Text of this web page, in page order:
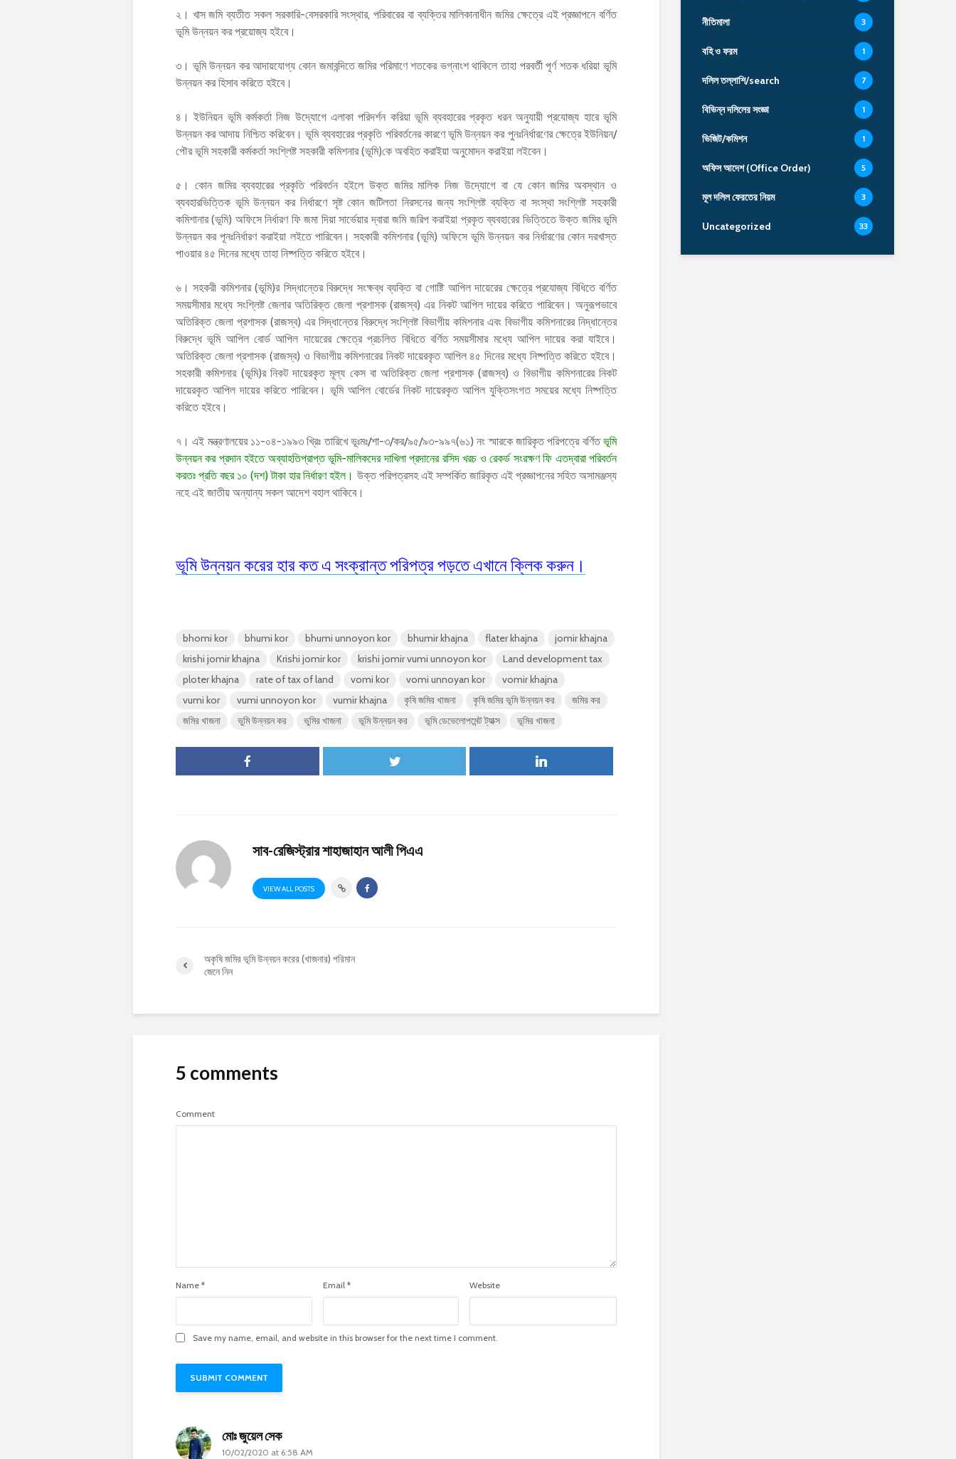
২। খাস জমি ব্যতীত সকল সরকারি-বেসরকারি সংস্থার, পরিবারের বা ব্যক্তির মালিকানাধীন জমির ক্ষেত্রে এই প্রজ্ঞাপনে বর্ণিত
ভূমি উন্নয়ন কর প্রয়োজ্য হইবে।
৩। ভূমি উন্নয়ন কর আদায়যোগ্য কোন জমাবন্দিতে জমির পরিমাণে শতকের ভগ্নাংশ থাকিলে তাহা পরবর্তী পূর্ণ শতক ধরিয়া ভূমি
উন্নয়ন কর হিসাব করিতে হইবে।
৪। ইউনিয়ন ভূমি কর্মকর্তা নিজ উদ্যোগে এলাকা পরিদর্শন করিয়া ভূমি ব্যবহারের প্রকৃত ধরন অনুযায়ী প্রযোজ্য হারে ভূমি
উন্নয়ন কর আদায় নিশ্চিত করিবেন। ভূমি ব্যবহারের প্রকৃতি পরিবর্তনের কারণে ভূমি উন্নয়ন কর পুনঃনির্ধারণের ক্ষেত্রে ইউনিয়ন/
পৌর ভূমি সহকারী কর্মকর্তা সংশ্লিষ্ট সহকারী কমিশনার (ভূমি)কে অবহিত করাইয়া অনুমোদন করাইয়া লইবেন।
৫। কোন জমির ব্যবহারের প্রকৃতি পরিবর্তন হইলে উক্ত জমির মালিক নিজ উদ্যোগে বা যে কোন জমির অবস্থান ও
ব্যবহারভিত্তিক ভূমি উন্নয়ন কর নির্ধারণে সৃষ্ট কোন জটিলতা নিরসনের জন্য সংশ্লিষ্ট ব্যক্তি বা সংস্থা সংশ্লিষ্ট সহকারী
কমিশানার (ভূমি) অফিসে নির্ধারণ ফি জমা দিয়া সার্ভেয়ার দ্বারা জমি জরিপ করাইয়া প্রকৃত ব্যবহারের ভিত্তিতে উক্ত জমির ভূমি
উন্নয়ন কর পূনঃনির্ধারণ করাইয়া লইতে পারিবেন। সহকারী কমিশনার (ভূমি) অফিসে ভূমি উন্নয়ন কর নির্ধারণের কোন দরখাস্ত
পাওয়ার ৪৫ দিনের মধ্যে তাহা নিষ্পত্তি করিতে হইবে।
৬। সহকরী কমিশনার (ভূমি)র সিদ্ধান্তের বিরুদ্ধে সংক্ষব্ধ ব্যক্তি বা গোষ্টি আপিল দায়েরের ক্ষেত্রে প্রযোজ্য বিধিতে বর্ণিত
সময়সীমার মধ্যে সংশ্লিষ্ট জেলার অতিরিক্ত জেলা প্রশাসক (রাজস্ব) এর নিকট আপিল দায়ের করিতে পারিবেন। অনুরূপভাবে
অতিরিক্ত জেলা প্রশাসক (রাজস্ব) এর সিদ্ধান্তের বিরুদ্ধে সংশ্লিষ্ট বিভাগীয় কমিশনার এবং বিভাগীয় কমিশনারের নিদ্ধান্তের
বিরুদ্ধে ভূমি আপিল বোর্ড আপিল দায়েরের ক্ষেত্রে প্রচলিত বিধিতে বর্ণিত সময়সীমার মধ্যে আপিল দায়ের করা যাইবে।
অতিরিক্ত জেলা প্রশাসক (রাজস্ব) ও বিভাগীয় কমিশনারের নিকট দায়েরকৃত আপিল ৪৫ দিনের মধ্যে নিষ্পত্তি করিতে হইবে।
সহকারী কমিশনার (ভূমি)র নিকট দায়েরকৃত মূল্য কেস বা অতিরিক্ত জেলা প্রশাসক (রাজস্ব) ও বিভাগীয় কমিশনারের নিকট
দায়েরকৃত আপিল দায়ের করিতে পারিবেন। ভূমি আপিল বোর্ডের নিকট দায়েরকৃত আপিল যুক্তিসংগত সময়ের মধ্যে নিষ্পত্তি
করিতে হইবে।
৭। এই মন্ত্রণালয়ের ১১-০৪-১৯৯৩ খ্রিঃ তারিখে ভূঃমঃ/শা-৩/কর/৯৫/৯৩-৯৯৭(৬১) নং স্মারকে জারিকৃত পরিপত্রে বর্ণিতভূমি
উন্নয়ন কর প্রদান হইতে অব্যাহতিপ্রাপ্ত ভূমি-মালিকদের দাখিলা প্রদানের রসিদ খরচ ও রেকর্ড সংরক্ষণ ফি এতদ্বারা পরিবর্তন
করতঃ প্রতি বছর ১০ (দশ) টাকা হার নির্ধারণ হইল। উক্ত পরিপত্রসহ এই সম্পর্কিত জারিকৃত এই প্রজ্ঞাপনের সহিত অসামঞ্জস্য
নহে এই জাতীয় অন্যান্য সকল আদেশ বহাল থাকিবে।
ভূমি উন্নয়ন করের হার কত এ সংক্রান্ত পরিপত্র পড়তে এখানে ক্লিক করুন।
bhomi kor bhumi kor bhumi unnoyon kor bhumir khajna flater khajna
jomir khajna
krishi jomir khajna
Krishi jomir kor krishi jomir vumi unnoyon kor
Land development tax
ploter khajna
rate of tax of land vomi kor vomi unnoyan kor
vomir khajna
vumi kor
vumi unnoyon kor vumir khajna কৃষি জমির খাজনা কৃষি জমির ভূমি উন্নয়ন কর
জমির কর
জমির খাজনা
ভুমি উন্নয়ন কর ভুমির খাজনা ভূমি উন্নয়ন কর ভূমি ডেভেলোপমেন্ট ট্যাক্স ভূমির খাজনা
সাব-রেজিস্ট্রার শাহাজাহান আলী পিএএ
VIEW ALL POSTS
অকৃষি জমির ভূমি উন্নয়ন করের (খাজনার) পরিমান
জেনে নিন
5 comments
Comment
Name * Email * Website
Save my name, email, and website in this browser for the next time I comment.
মোঃ জুয়েল সেক
10/02/2020 at 6:58 AM
নীতিমালা 3
বহি ও ফরম 1
দলিল তল্লাশি/search 7
বিভিন্ন দলিলের সংজ্ঞা 1
ভিজিট/কমিশন 1
অফিস আদেশ (Office Order) 5
মূল দলিল ফেরতের নিয়ম 3
Uncategorized 33